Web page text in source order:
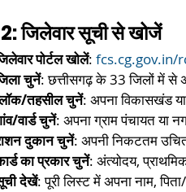
2: जिलेवार सूची से खोजें
पोर्टल खोलें: fcs.cg.gov.in/
चुनें: छत्तीसगढ़ के 33 जिलों में से
तहसील चुनें: अपना विकासखंड
वार्ड चुनें: अपना ग्राम पंचायत या
दुकान चुनें: अपनी निकटतम
का प्रकार चुनें: अंत्योदय,
देखें: पूरी लिस्ट में अपना नाम,